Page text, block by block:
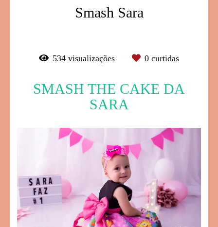
Smash Sara
534 visualizações 0 curtidas
SMASH THE CAKE DA
SARA